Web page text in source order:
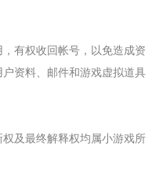
有权收回帐号，以免造成资
资料、邮件和游戏虚拟道具
及最终解释权均属小游戏所